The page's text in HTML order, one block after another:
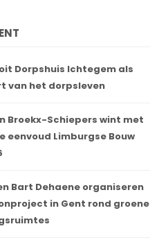
Dorpshuis Ichtegem als
van het dorpsleven
Broekx-Schiepers wint met
eenvoud Limburgse Bouw
Bart Dehaene organiseren
in Gent rond groene